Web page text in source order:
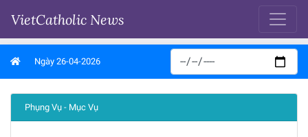
VietCatholic News
Ngày 26-04-2026
Phụng Vụ - Mục Vụ